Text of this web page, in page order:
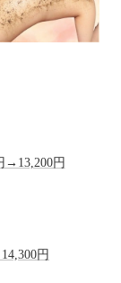
→13,200円
円